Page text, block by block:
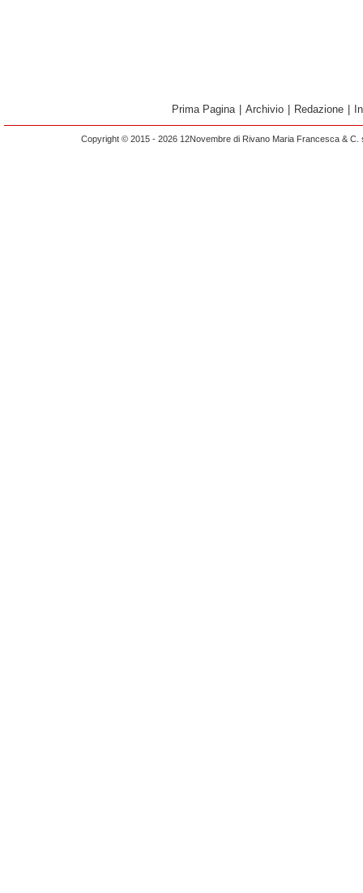
Prima Pagina Archivio Redazione
Copyright © 2015 - 2026 12Novembre di Rivano Maria Francesca &